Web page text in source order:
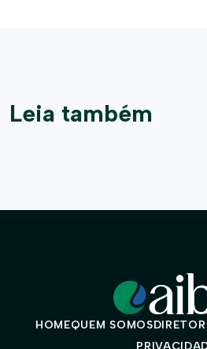
Leia também
HOMEQUEM SOMOS